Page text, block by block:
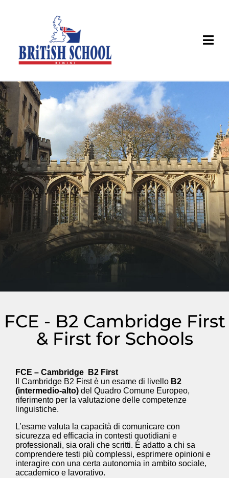
FCE - B2 Cambridge First
& First for Schools
FCE – Cambridge B2 First
Il Cambridge B2 First è un esame di livello B2
(intermedio-alto) del Quadro Comune Europeo,
riferimento per la valutazione delle competenze
linguistiche.
L’esame valuta la capacità di comunicare con
sicurezza ed efficacia in contesti quotidiani e
professionali, sia orali che scritti. È adatto a chi sa
comprendere testi più complessi, esprimere opinioni e
interagire con una certa autonomia in ambito sociale,
accademico e lavorativo.